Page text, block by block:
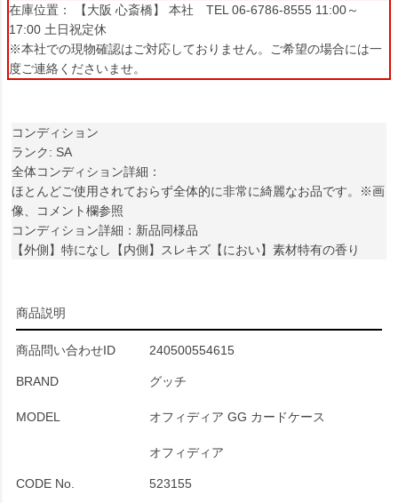
在庫位置： 【大阪 心斎橋】 本社 TEL 06-6786-8555 11:00～
17:00 土日祝定休
※本社での現物確認はご対応しておりません。ご希望の場合には一
度ご連絡くださいませ。
コンディション
ランク: SA
全体コンディション詳細：
ほとんどご使用されておらず全体的に非常に綺麗なお品です。※画
像、コメント欄参照
コンディション詳細：新品同様品
【外側】特になし【内側】スレキズ【におい】素材特有の香り
商品説明
商品問い合わせID 240500554615
BRAND グッチ
MODEL オフィディア GG カードケース
オフィディア
CODE No. 523155